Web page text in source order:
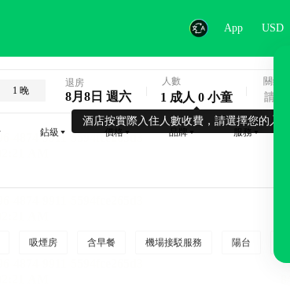
App USD
1 晚
退房
8月8日 週六
酒店按實際入住人數收費，請選擇您的入住
人數
1 成人 0 小童
關鍵字
鉆級 價格 品牌 服務
吸煙房 含早餐 機場接駁服務 陽台